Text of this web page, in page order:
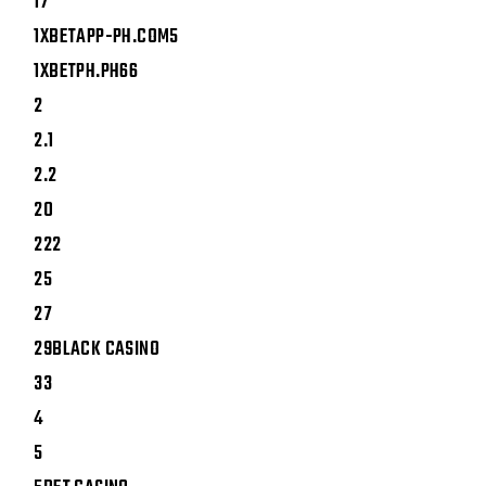
1XBETAPP-PH.COM5
1XBETPH.PH66
2
2.1
2.2
20
222
25
27
29BLACK CASINO
33
4
5